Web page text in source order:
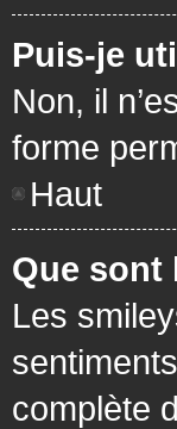
Puis-je
Non, il
forme
Haut
Que sont
Les
complète